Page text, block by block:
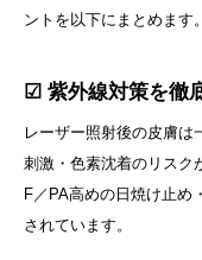
ントを以下にまとめます。
☑ 紫外線対策を徹
レーザー照射後の皮膚は
刺激・色素沈着のリスク
F／PA高めの日焼け止め
されています。